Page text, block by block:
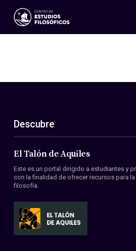
Eventos
ES
EN
Acerca de nosotros
Miembros
Convenios
Descubre
El Talón de Aquiles
Este es un portal dirigido a estudiantes y
con la finalidad de ofrecer recursos para la
filosofía.